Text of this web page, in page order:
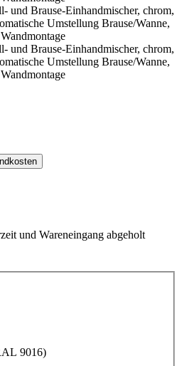
und Wareneingang abgeholt
9016)